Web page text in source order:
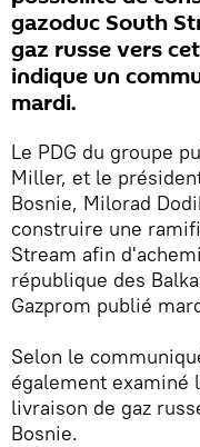
gazoduc South
gaz russe vers
indique un
mardi.
Le PDG du groupe
Miller, et le
Bosnie, Milorad
construire une
Stream afin
république des
Gazprom publié
Selon le
également examiné
livraison de gaz
Bosnie.